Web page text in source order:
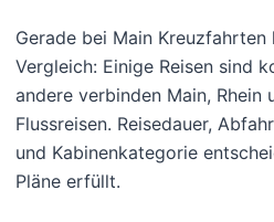
Gerade bei Main
Vergleich: Einige Reisen sind
andere verbinden Main, Rhein
Flussreisen. Reisedauer,
und Kabinenkategorie
Pläne erfüllt.